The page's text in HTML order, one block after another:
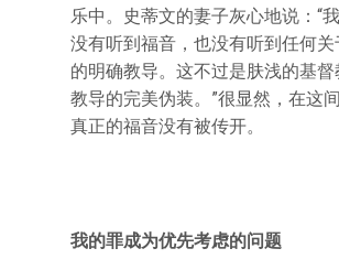
乐中。史蒂文的妻子灰心地说：“
没有听到福音，也没有听到任何
的明确教导。这不过是肤浅的基
教导的完美伪装。”很显然，在这
真正的福音没有被传开。
我的罪成为优先考虑的问题